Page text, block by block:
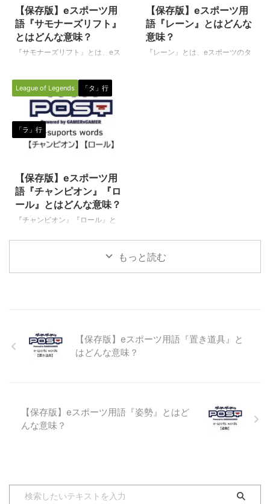
ド）に集まり、同時にプレイする
スタイルのゲームを指します。 ※
スマホやガラケーなどの携帯電話
の類を指すことばではありません
のでご注意ください。 その昔、
（Jungle） ゲームのマップ上に
ある３本のレーンの間に挟まれ
た、複雑で入り組んだ道と森林で
構成されるエリアを『ジャング
ル』と呼びます。 ジャングルの
【保存版】eスポーツ用
語『サモナーズリフト』
とはどんな意味？
『サモナーズリフト』とは、eス
（League of Legends／通称
LoL）』の中で使われる専門用語
です。 サモナーズリフト
（Summoners Rift） LoLの大会
やランク戦に用いられるマップの
事です。 マップの基本構成は、
に分かれています。 それぞれの
陣地をつなぐ「TOP」「MID」
「BOT」の３本のレーンと、それ
ぞれに挟まれた２つのジャングル
によって構成されています。 ス
【保存版】eスポーツ用
語『レーン』とはどんな
意味？
『レーン』とは、eスポーツのタ
League of Legends 「タ」行
「ラ」行
【保存版】eスポーツ用
語『チャンピオン』『ロ
ール』とはどんな意味？
『チャンピオン』『ロール』と
ジェンド（League of Legends／
するキャラクターを意味します。
また、チャンピオンは、ゲーム内
ンは実に ...
もっと読む
【保存版】eスポーツ用語『置き道具』と
はどんな意味？
【保存版】eスポーツ用語『姿勢』とはど
んな意味？